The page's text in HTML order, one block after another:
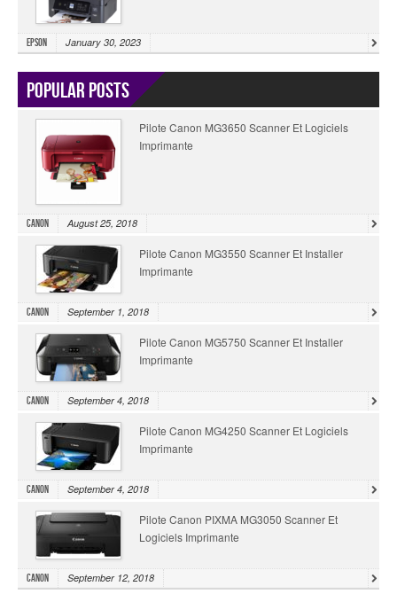
Epson January 30, 2023
Popular Posts
Pilote Canon MG3650 Scanner Et Logiciels
Imprimante
Canon August 25, 2018
Pilote Canon MG3550 Scanner Et Installer
Imprimante
Canon September 1, 2018
Pilote Canon MG5750 Scanner Et Installer
Imprimante
Canon September 4, 2018
Pilote Canon MG4250 Scanner Et Logiciels
Imprimante
Canon September 4, 2018
Pilote Canon PIXMA MG3050 Scanner Et
Logiciels Imprimante
Canon September 12, 2018